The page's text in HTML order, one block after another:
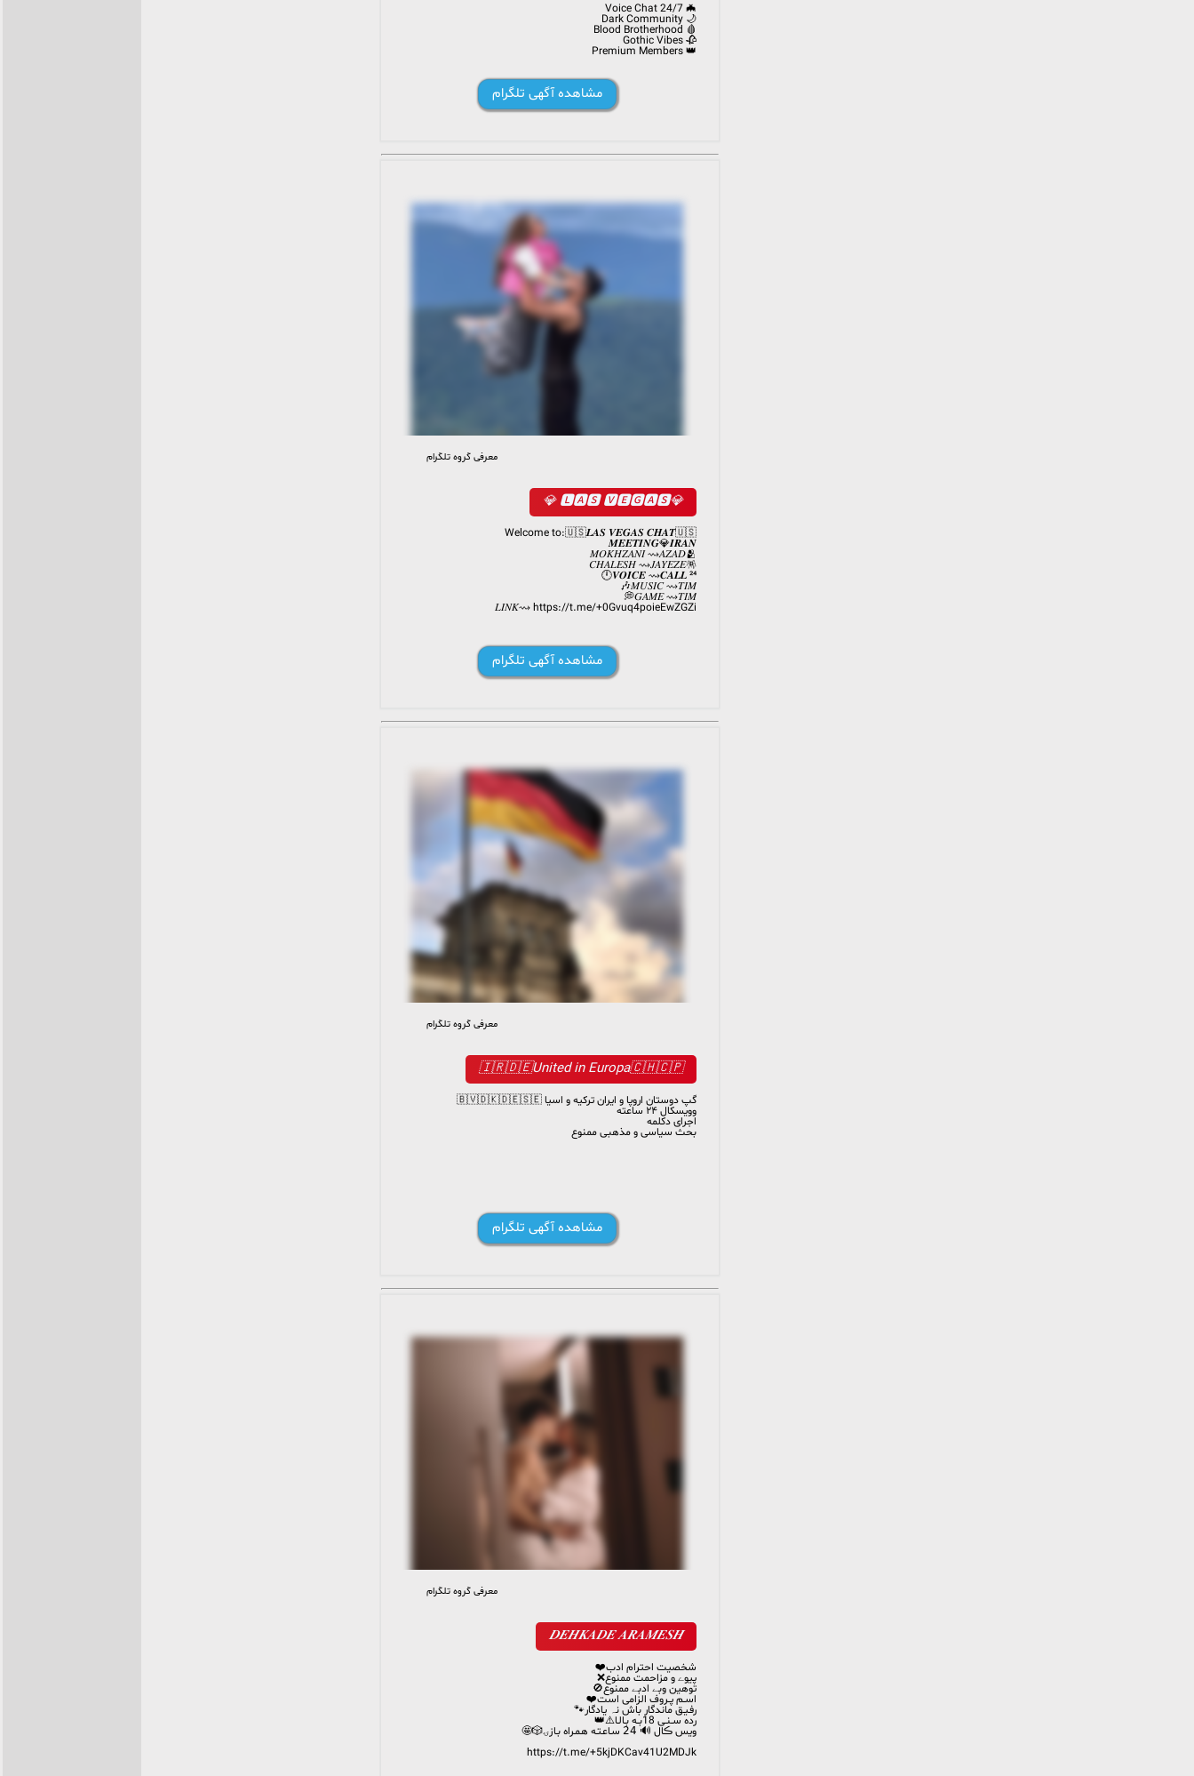
🦇 24/7 Voice Chat
🌙 Dark Community
🩸 Blood Brotherhood
🥀 Gothic Vibes
👑 Premium Members
مشاهده آگهی تلگرام
782 members, 282 online
معرفی گروه تلگرام
💎🅻🅰️🆂 🆅🅴🅶🅰️🆂 💎
Welcome to:🇺🇸𝑳𝑨𝑺 𝑽𝑬𝑮𝑨𝑺 𝑪𝑯𝑨𝑻🇺🇸
𝑴𝑬𝑬𝑻𝑰𝑵𝑮💎𝑰𝑹𝑨𝑵
𝑀𝑂𝐾𝐻𝑍𝐴𝑁𝐼 ⇝𝐴𝑍𝐴𝐷🫂
𝐶𝐻𝐴𝐿𝐸𝑆𝐻 ⇝𝐽𝐴𝑌𝐸𝑍𝐸🪅
𝑽𝑶𝑰𝑪𝑬 ⇝𝑪𝑨𝑳𝑳 ²⁴🕛
𝑀𝑈𝑆𝐼𝐶 ⇝𝑇𝐼𝑀🎶
𝐺𝐴𝑀𝐸 ⇝𝑇𝐼𝑀💭
𝐿𝐼𝑁𝐾⇝ https://t.me/+0Gvuq4poieEwZGZi
مشاهده آگهی تلگرام
2 163 members, 33 online
معرفی گروه تلگرام
🇮🇷🇩🇪United in Europa🇨🇭🇨🇵
گپ دوستان اروپا و ایران ترکیه و اسیا 🇧🇻🇩🇰🇩🇪🇸🇪
وویسکال ۲۴ ساعته
اجرای دکلمه
بحث سیاسی و مذهبی ممنوع
مشاهده آگهی تلگرام
294 members, 13 online
معرفی گروه تلگرام
𝑫𝑬𝑯𝑲𝑨𝑫𝑬 𝑨𝑹𝑨𝑴𝑬𝑺𝑯
شخصیت احترام ادب❤️
پیوے و مزاحمت ممنوع❌
توهین وبے ادبے ممنوع🚫
اســم پــروف الزامی است❤️
رفـیـق ماندگار باش نہ یادگار🐾
رده ســنـی 18بــه بـالـا⚠️👑
ویس ڪال 🔊 𝟤𝟦 سـاعـتـه هـمـراه بـازۍ🎲🤩
https://t.me/+5kjDKCav41U2MDJk